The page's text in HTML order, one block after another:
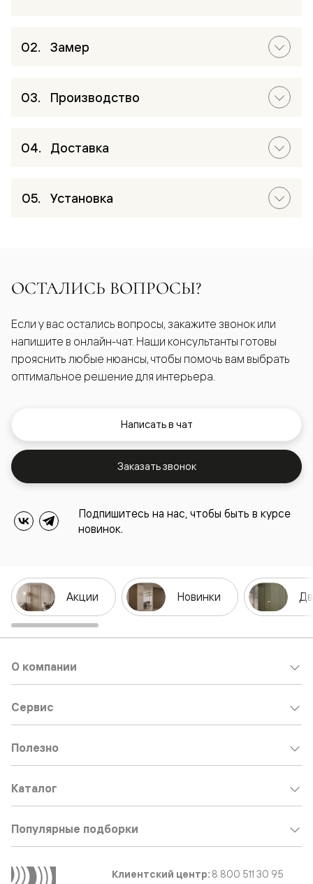
Замер
Производство
Доставка
Установка
ОСТАЛИСЬ ВОПРОСЫ?
Если у вас остались вопросы, закажите звонок или
напишите в онлайн-чат. Наши консультанты готовы
прояснить любые нюансы, чтобы помочь вам выбрать
оптимальное решение для интерьера.
Написать в чат
Заказать звонок
Подпишитесь на нас, чтобы быть в курсе
новинок.
Акции Новинки
О компании
Сервис
Полезно
Каталог
Популярные подборки
Клиентский центр: 8 800 511 30 95